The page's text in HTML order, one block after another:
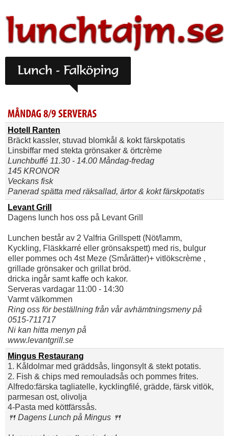
Hotell Ranten
Bräckt kassler, stuvad blomkål & kokt färskpotatis
Linsbiffar med stekta grönsaker & örtcrème
Lunchbuffé 11.30 - 14.00 Måndag-fredag
145 KRONOR
Veckans fisk
Panerad spätta med räksallad, ärtor & kokt färskpotatis
Levant Grill
Dagens lunch hos oss på Levant Grill
Lunchen består av 2 Valfria Grillspett (Nöt/lamm,
Kyckling, Fläskkarré eller grönsakspett) med ris, bulgur
eller pommes och 4st Meze (Smårätter)+ vitlökscrème ,
grillade grönsaker och grillat bröd.
dricka ingår samt kaffe och kakor.
Serveras vardagar 11:00 - 14:30
Varmt välkommen
Ring oss för beställning från vår avhämtningsmeny på
0515-711717
Ni kan hitta menyn på
www.levantgrill.se
Mingus Restaurang
1. Kåldolmar med gräddsås, lingonsylt & stekt potatis.
2. Fish & chips med remouladsås och pommes frites.
Alfredo:färska tagliatelle, kycklingfilé, grädde, färsk vitlök,
parmesan ost, olivolja
4-Pasta med köttfärssås.
🍴 Dagens Lunch på Mingus 🍴